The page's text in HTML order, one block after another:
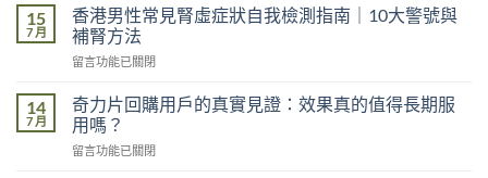
男
性
能
影
響
有
市
男
性
精
不
足
的
五
15
7 月
香港男性常見腎虛症狀自我檢測指南｜10大警號與
補腎方法
在
港
男
性
常
留言功能已關閉
14
7 月
奇力片回購用戶的真實見證：效果真的值得長期服
用嗎？
在
留言功能已關閉